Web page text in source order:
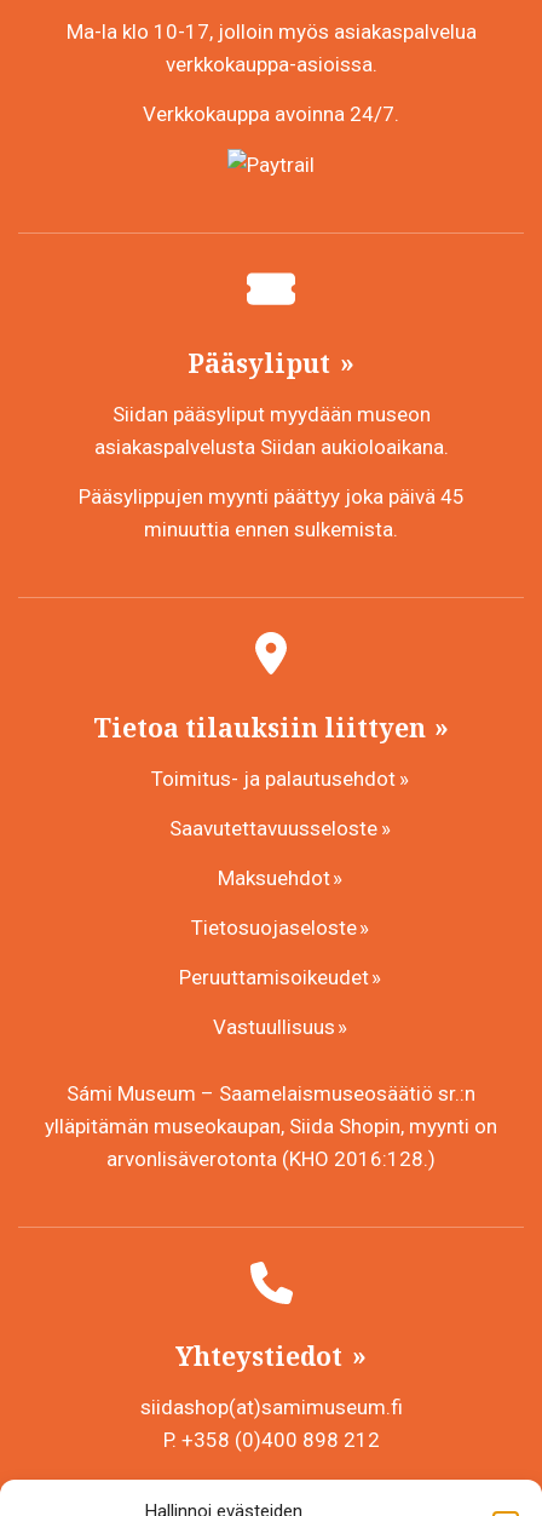
Hallinnoi evästeiden
Ma-la klo 10-17, jolloin myös asiakaspalvelua
verkkokauppa-asioissa.
Verkkokauppa avoinna 24/7.
Pääsyliput
Siidan pääsyliput myydään museon
asiakaspalvelusta Siidan aukioloaikana.
Pääsylippujen myynti päättyy joka päivä 45
minuuttia ennen sulkemista.
Tietoa tilauksiin liittyen
Toimitus- ja palautusehdot
Saavutettavuusseloste
Maksuehdot
Tietosuojaseloste
Peruuttamisoikeudet
Vastuullisuus
Sámi Museum – Saamelaismuseosäätiö sr.:n
ylläpitämän museokaupan, Siida Shopin, myynti on
arvonlisäverotonta (KHO 2016:128.)
Yhteystiedot
siidashop(at)samimuseum.fi
P. +358 (0)400 898 212